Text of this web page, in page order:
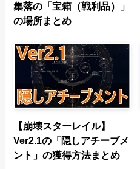
集落の「宝箱（戦利品）」
の場所まとめ
【崩壊スターレイル】
Ver2.1の「隠しアチーブメ
ント」の獲得方法まとめ